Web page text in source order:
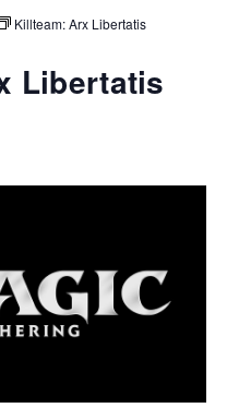
Killteam: Arx Libertatis
Libertatis